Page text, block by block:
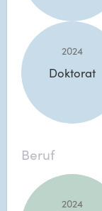
2024
Doktorat
Beruf
2024